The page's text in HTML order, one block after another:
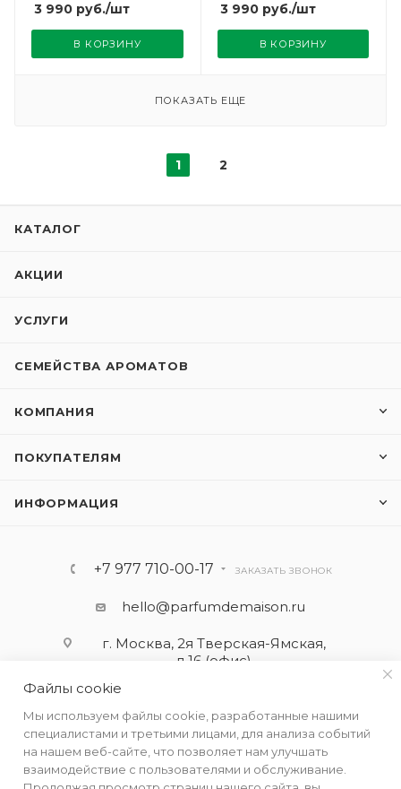
3 990 руб./шт
В КОРЗИНУ
3 990руб./шт
В КОРЗИНУ
ПОКАЗАТЬ ЕЩЕ
1 2
КАТАЛОГ
АКЦИИ
УСЛУГИ
СЕМЕЙСТВА АРОМАТОВ
КОМПАНИЯ
ПОКУПАТЕЛЯМ
ИНФОРМАЦИЯ
+7 977 710-00-17 ЗАКАЗАТЬ ЗВОНОК
hello@parfumdemaison.ru
г. Москва, 2я Тверская-Ямская,
д.16 (офис)
Файлы cookie
Мы используем файлы cookie, разработанные нашими
специалистами и третьими лицами, для анализа событий
на нашем веб-сайте, что позволяет нам улучшать
взаимодействие с пользователями и обслуживание.